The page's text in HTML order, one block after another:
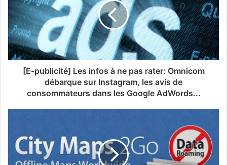
[E-publicité] Les infos à ne pas rater: Omnicom
débarque sur Instagram, les avis de
consommateurs dans les Google AdWords...